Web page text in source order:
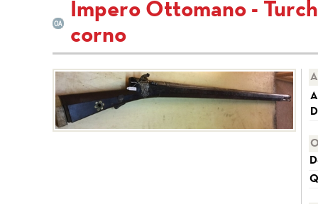
Impero Ottomano -
corno